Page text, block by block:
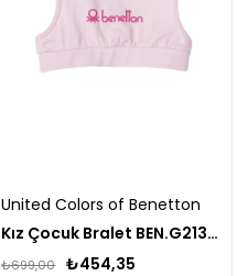
United Colors of Benetton
Kız Çocuk Bralet BEN.G21306
₺454,35
₺699,00